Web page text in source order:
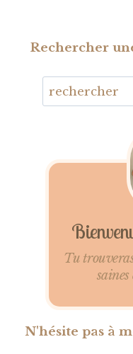
Rechercher
Tu
N'hésite pas à